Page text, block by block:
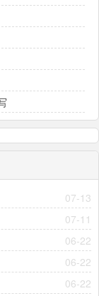
07-13
07-11
06-22
06-22
06-22